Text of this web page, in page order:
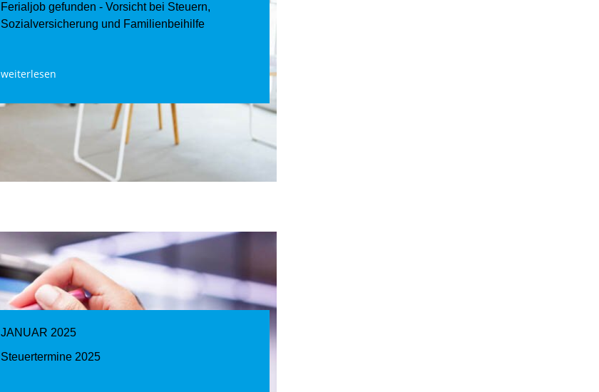
Ferialjob gefunden - Vorsicht bei Steuern,
Sozialversicherung und Familienbeihilfe
weiterlesen
JANUAR 2025
Steuertermine 2025